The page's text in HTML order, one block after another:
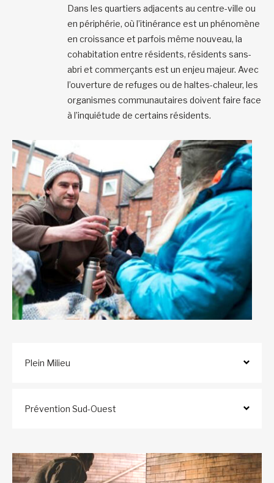
Dans les quartiers adjacents au centre-ville ou
en périphérie, où l’itinérance est un phénomène
en croissance et parfois même nouveau, la
cohabitation entre résidents, résidents sans-
abri et commerçants est un enjeu majeur. Avec
l’ouverture de refuges ou de haltes-chaleur, les
organismes communautaires doivent faire face
à l’inquiétude de certains résidents.
Plein Milieu
Prévention Sud-Ouest